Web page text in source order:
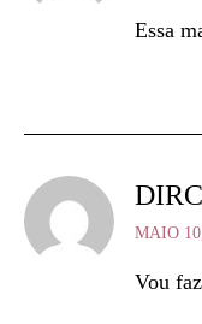
Essa
MAIO
Vou